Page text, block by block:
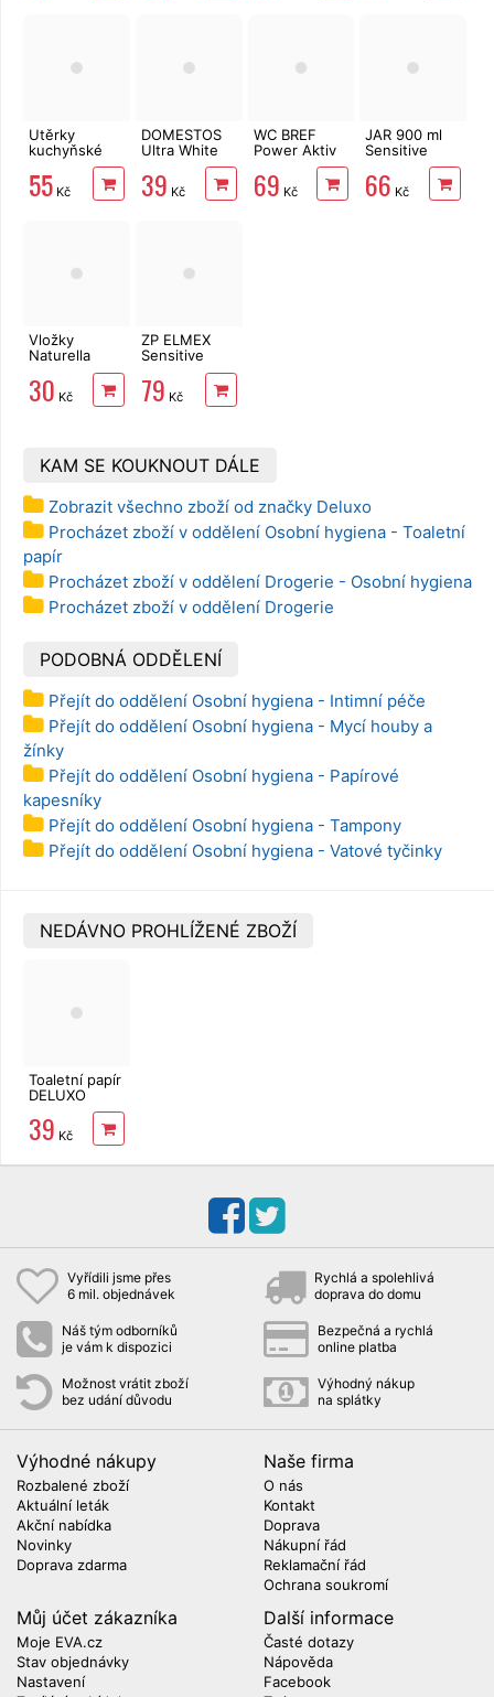
Utěrky
kuchyňské
TENTO Extra
Strong
3vrstvé, 2
55 Kč
DOMESTOS
Ultra White
39 Kč
WC BREF
Power Aktiv
Lavender
69 Kč
JAR 900 ml
Sensitive
Vera&Pink
Jasmine
66 Kč
Vložky
Naturella
Normal s
křidélky 10 ks
30 Kč
ZP ELMEX
Sensitive
Whitening 75
ml
79 Kč
KAM SE KOUKNOUT DÁLE
Zobrazit všechno zboží od značky Deluxo
Procházet zboží v oddělení Osobní hygiena - Toaletní
papír
Procházet zboží v oddělení Drogerie - Osobní hygiena
Procházet zboží v oddělení Drogerie
PODOBNÁ ODDĚLENÍ
Přejít do oddělení Osobní hygiena - Intimní péče
Přejít do oddělení Osobní hygiena - Mycí houby a
žínky
Přejít do oddělení Osobní hygiena - Papírové
kapesníky
Přejít do oddělení Osobní hygiena - Tampony
Přejít do oddělení Osobní hygiena - Vatové tyčinky
NEDÁVNO PROHLÍŽENÉ ZBOŽÍ
Toaletní papír
DELUXO
2vrstvý 8 rolí,
158 m
39 Kč
Vyřídili jsme přes
6 mil. objednávek
Rychlá a spolehlivá
doprava do domu
Náš tým odborníků
je vám k dispozici
Bezpečná a rychlá
online platba
Možnost vrátit zboží
bez udání důvodu
Výhodný nákup
na splátky
Výhodné nákupy
Rozbalené zboží
Aktuální leták
Akční nabídka
Novinky
Doprava zdarma
Naše firma
O nás
Kontakt
Doprava
Nákupní řád
Reklamační řád
Ochrana soukromí
Můj účet zákazníka
Moje EVA.cz
Stav objednávky
Nastavení
Další informace
Časté dotazy
Nápověda
Facebook